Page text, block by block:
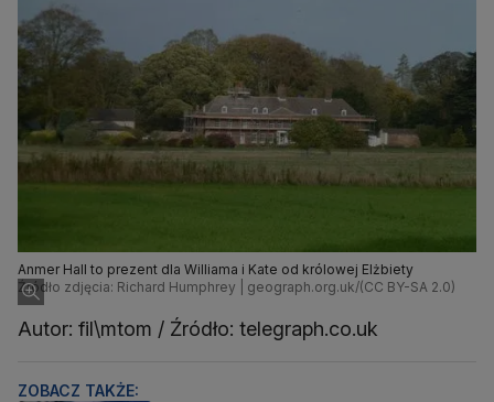
Anmer Hall to prezent dla Williama i Kate od królowej Elżbiety
Źródło zdjęcia: Richard Humphrey | geograph.org.uk/(CC BY-SA 2.0)
Autor: fil\mtom / Źródło: telegraph.co.uk
ZOBACZ TAKŻE: